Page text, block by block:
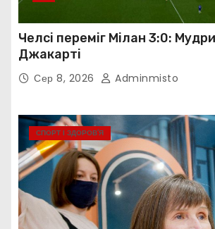
Челсі переміг Мілан 3:0:
Джакарті
Сер 8, 2026 Adminmisto
СПОРТ І ЗДОРОВ’Я